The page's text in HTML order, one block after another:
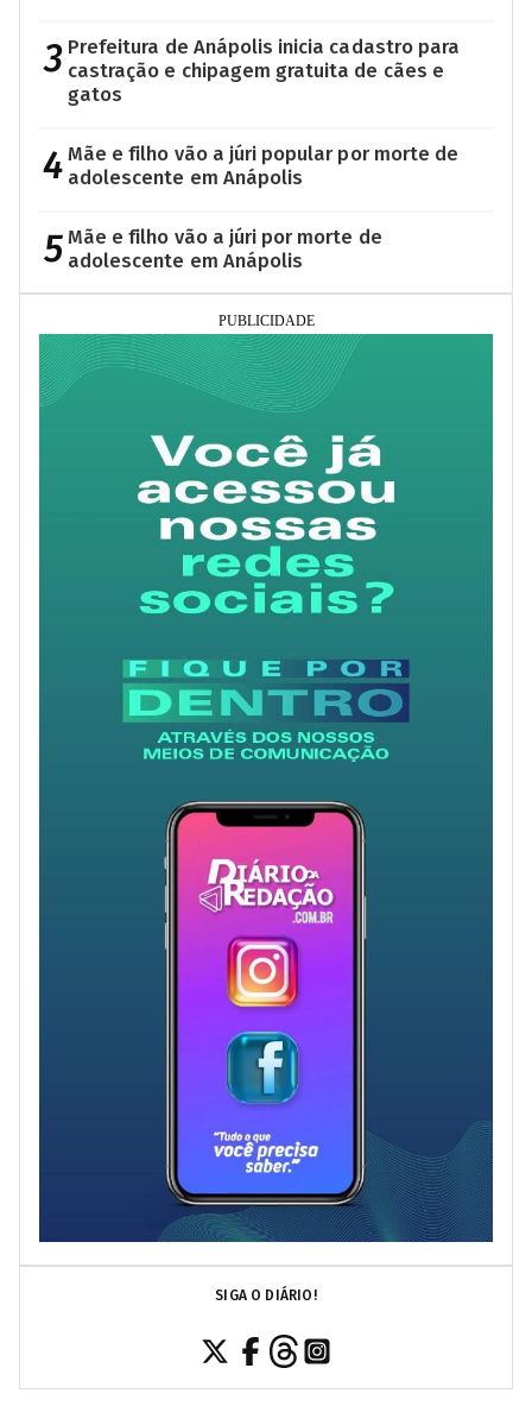
3 Prefeitura de Anápolis inicia cadastro para
castração e chipagem gratuita de cães e
gatos
4 Mãe e filho vão a júri popular por morte de
adolescente em Anápolis
5 Mãe e filho vão a júri por morte de
adolescente em Anápolis
SIGA O DIÁRIO!